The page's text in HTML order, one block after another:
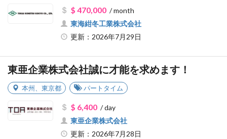
$ 470,000/ month
東海紺冬工業株式会社
更新：2026年7月29日
東亜企業株式会社誠に才能を求めます！
本州 東京都 パートタイム
$ 6,400/ day
東亜企業株式会社
更新：2026年7月28日